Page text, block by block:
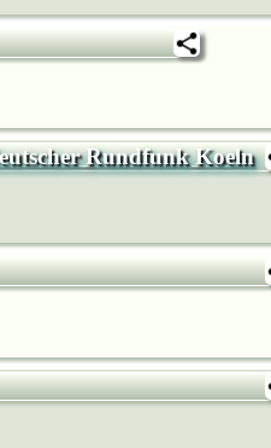
Rundfunk Koeln